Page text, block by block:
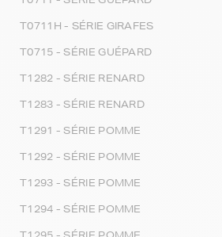
T0711H - SÉRIE GIRAFES
T0715 - SÉRIE GUÉPARD
T1282 - SÉRIE RENARD
T1283 - SÉRIE RENARD
T1291 - SÉRIE POMME
T1292 - SÉRIE POMME
T1293 - SÉRIE POMME
T1294 - SÉRIE POMME